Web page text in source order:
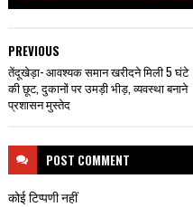
PREVIOUS
तेंदूखेड़ा- आवश्यक समान खरीदने मिली 5 घंटे
की छूट, दुकानों पर उमड़ी भीड़, व्यवस्था बनाने
प्रशासन मुस्तेद
POST COMMENT
कोई टिप्पणी नहीं